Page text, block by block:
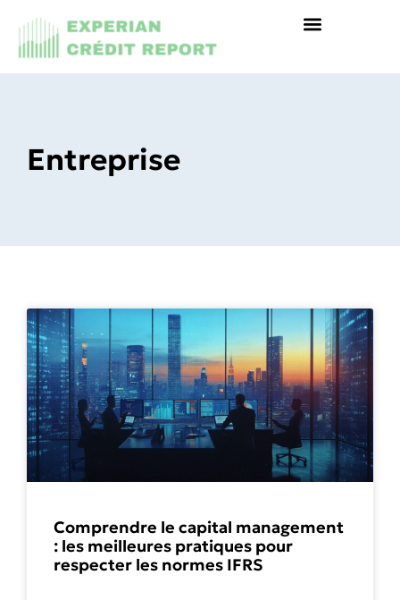
Entreprise
Comprendre le capital management
: les meilleures pratiques pour
respecter les normes IFRS